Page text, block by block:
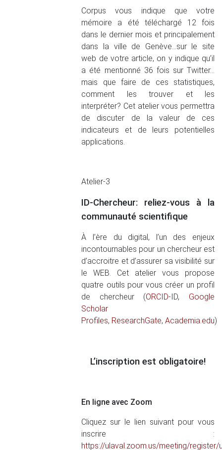
Corpus vous indique que votre
mémoire a été téléchargé 12 fois
dans le dernier mois et principalement
dans la ville de Genève…sur le site
web de votre article, on y indique qu’il
a été mentionné 36 fois sur Twitter…
mais que faire de ces statistiques,
comment les trouver et les
interpréter? Cet atelier vous permettra
de discuter de la valeur de ces
indicateurs et de leurs potentielles
applications.
Atelier-3
ID-Chercheur: reliez-vous à la
communauté scientifique
À l’ère du digital, l’un des enjeux
incontournables pour un chercheur est
d’accroitre et d’assurer sa visibilité sur
le WEB. Cet atelier vous propose
quatre outils pour vous créer un profil
de chercheur (ORCID-ID, Google
Scholar
Profiles, ResearchGate,Academia.edu)
L’inscription est obligatoire!
En ligne avec Zoom
Cliquez sur le lien suivant pour vous
inscrire :
https://ulaval.zoom.us/meeting/